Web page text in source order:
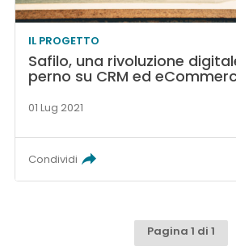
IL PROGETTO
Safilo, una rivoluzione
perno su CRM ed
01 Lug 2021
Condividi
Pagina 1 di 1